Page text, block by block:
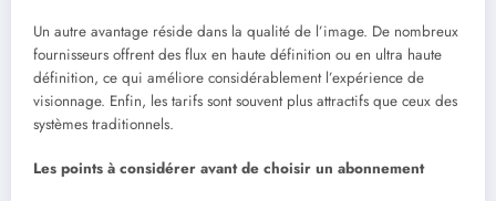
Un autre avantage réside dans la qualité de l’image. De nombreux
fournisseurs offrent des flux en haute définition ou en ultra haute
définition, ce qui améliore considérablement l’expérience de
visionnage. Enfin, les tarifs sont souvent plus attractifs que ceux des
systèmes traditionnels.
Les points à considérer avant de choisir un abonnement